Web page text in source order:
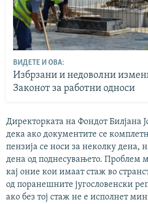
ВИДЕТЕ И ОВА:
Избрзани и недоволни
Законот за работни односи
Директорката на Фондот Билјана
дека ако документите се
пензија се носи за неколку дена,
дена од поднесувањето. Проблем
кај оние кои имаат стаж во
од поранешните југословенски
ако без тој стаж не е исполнет